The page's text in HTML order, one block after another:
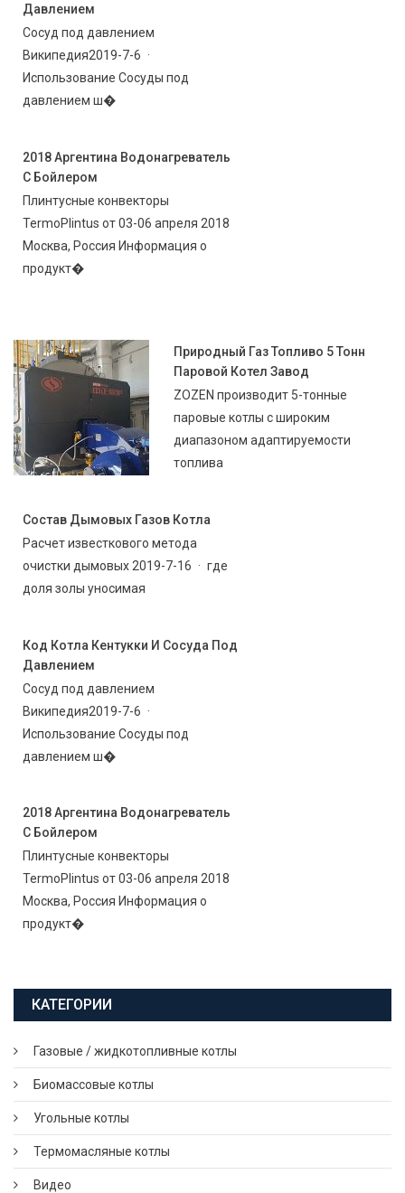
Давлением
Сосуд под давлением
Википедия2019-7-6 ·
Использование Сосуды под
давлением ш�
2018 Аргентина Водонагреватель
С Бойлером
Плинтусные конвекторы
TermoPlintus от 03-06 апреля 2018
Москва, Россия Информация о
продукт�
Природный Газ Топливо 5 Тонн
Паровой Котел Завод
ZOZEN производит 5-тонные
паровые котлы с широким
диапазоном адаптируемости
топлива
Состав Дымовых Газов Котла
Расчет известкового метода
очистки дымовых 2019-7-16 · где
доля золы уносимая
Код Котла Кентукки И Сосуда Под
Давлением
Сосуд под давлением
Википедия2019-7-6 ·
Использование Сосуды под
давлением ш�
2018 Аргентина Водонагреватель
С Бойлером
Плинтусные конвекторы
TermoPlintus от 03-06 апреля 2018
Москва, Россия Информация о
продукт�
КАТЕГОРИИ
Газовые / жидкотопливные котлы
Биомассовые котлы
Угольные котлы
Термомасляные котлы
Видео